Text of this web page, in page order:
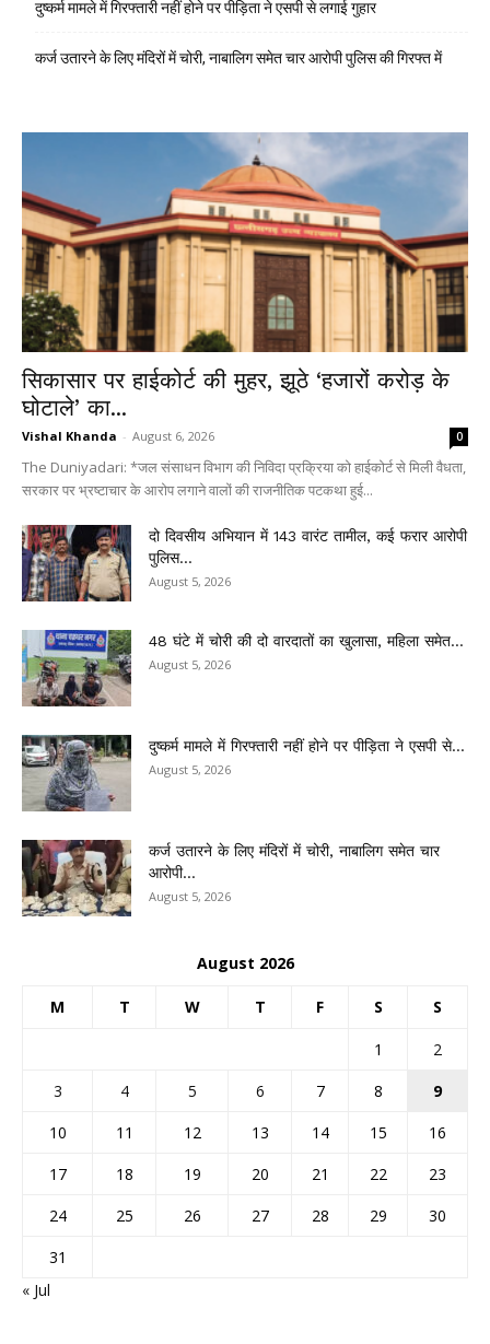
दुष्कर्म मामले में गिरफ्तारी नहीं होने पर पीड़िता ने एसपी से लगाई गुहार
कर्ज उतारने के लिए मंदिरों में चोरी, नाबालिग समेत चार आरोपी पुलिस की गिरफ्त में
सिकासार पर हाईकोर्ट की मुहर, झूठे ‘हजारों करोड़ के
घोटाले’ का...
Vishal Khanda - August 6, 2026 0
The Duniyadari: *जल संसाधन विभाग की निविदा प्रक्रिया को हाईकोर्ट से मिली वैधता,
सरकार पर भ्रष्टाचार के आरोप लगाने वालों की राजनीतिक पटकथा हुई...
दो दिवसीय अभियान में 143 वारंट तामील, कई फरार आरोपी
पुलिस...
August 5, 2026
48 घंटे में चोरी की दो वारदातों का खुलासा, महिला समेत...
August 5, 2026
दुष्कर्म मामले में गिरफ्तारी नहीं होने पर पीड़िता ने एसपी से...
August 5, 2026
कर्ज उतारने के लिए मंदिरों में चोरी, नाबालिग समेत चार
आरोपी...
August 5, 2026
August 2026
M T W T F S S
1
2
3
4 5 6 7 8
9
10
11 12 13 14 15
16
17
18 19 20 21 22
23
24
25 26 27 28 29
30
31
« Jul